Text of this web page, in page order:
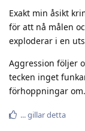
Exakt min åsikt
för att nå målen
exploderar i en
Aggression följer
tecken inget
förhoppningar
.​.​.​gillar detta